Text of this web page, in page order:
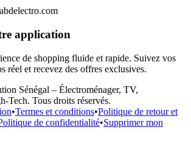
application
de shopping fluide et rapide. Suivez vos
réel et recevez des offres exclusives.
Sénégal – Électroménager, TV,
Tech. Tous droits réservés.
•Termes et conditions•Politique de retour et
de confidentialité•Supprimer mon